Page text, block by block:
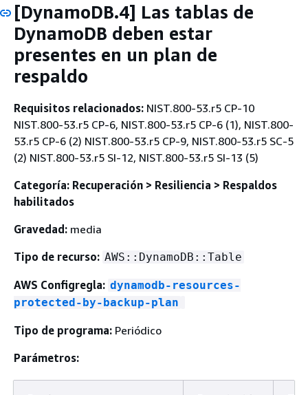
[DynamoDB.4] Las tablas de
DynamoDB deben estar
presentes en un plan de
respaldo
Requisitos relacionados: NIST.800-53.r5 CP-10
NIST.800-53.r5 CP-6, NIST.800-53.r5 CP-6 (1), NIST.800-
53.r5 CP-6 (2) NIST.800-53.r5 CP-9, NIST.800-53.r5 SC-5
(2) NIST.800-53.r5 SI-12, NIST.800-53.r5 SI-13 (5)
Categoría: Recuperación > Resiliencia > Respaldos
habilitados
Gravedad: media
Tipo de recurso: AWS::DynamoDB::Table
AWS Configregla: dynamodb-resources-
protected-by-backup-plan
Tipo de programa: Periódico
Parámetros: